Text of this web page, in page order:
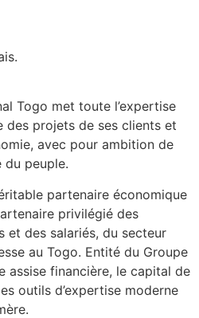
Togo met toute l’expertise
des projets de ses clients et
avec pour ambition de
du peuple.
partenaire économique
privilégié des
et des salariés, du secteur
au Togo. Entité du Groupe
assise financière, le capital de
outils d’expertise moderne